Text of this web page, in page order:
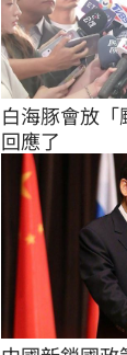
白海豚會放
回應了